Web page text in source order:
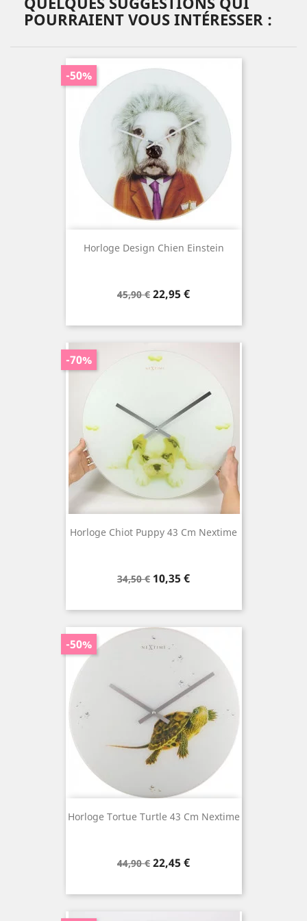
POURRAIENT VOUS INTÉRESSER :
Horloge Design Chien Einstein
Prix
45,90 €
-50%
Prix
22,95 €
Horloge Chiot Puppy 43 Cm Nextime
Prix
34,50 €
-70%
Prix
10,35 €
Horloge Tortue Turtle 43 Cm Nextime
Prix
44,90 €
-50%
Prix
22,45 €